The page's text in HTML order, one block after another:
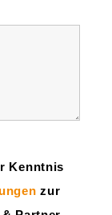
Kenntnis
zur